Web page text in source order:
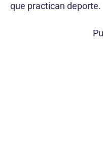
que practican deporte.